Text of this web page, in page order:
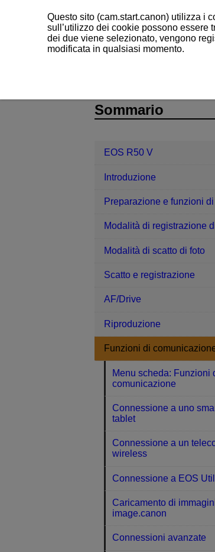
EOS R50 V
Sommario
EOS R50 V
Introduzione
Preparazione e funzioni
Modalità di registrazione
Modalità di scatto di foto
Scatto e registrazione
AF/Drive
Riproduzione
Funzioni di
Menu scheda: Funzioni
comunicazione
Connessione a uno
tablet
Connessione a un
wireless
Connessione a EOS
Caricamento di
image.canon
Connessioni avanzate
Questo sito (cam.start.canon) utilizza i
sull’utilizzo dei cookie possono essere
dei due viene selezionato, vengono
modificata in qualsiasi momento.